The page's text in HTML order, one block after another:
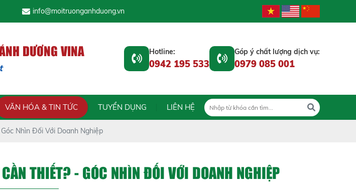
info@moitruonganhduong.vn
DƯƠNG VINA
nhiệm
Hotline:
0942 195 533
Góp ý chất lượng dịch vụ:
0979 085 001
VĂN HÓA & TIN TỨC TUYỂN DỤNG LIÊN HỆ
Nhìn Đối Với Doanh Nghiệp
THIẾT? - GÓC NHÌN ĐỐI VỚI DOANH NGHIỆP